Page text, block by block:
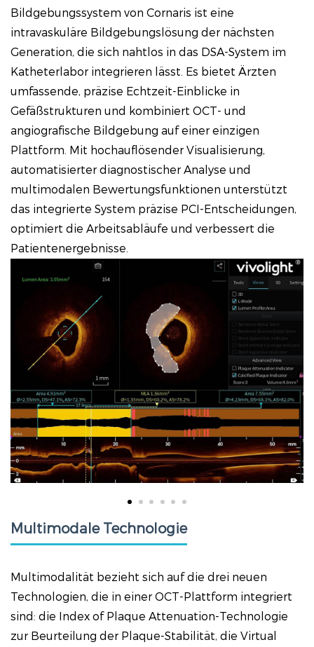
Bildgebungssystem von Cornaris ist eine
intravaskuläre Bildgebungslösung der nächsten
Generation, die sich nahtlos in das DSA-System im
Katheterlabor integrieren lässt. Es bietet Ärzten
umfassende, präzise Echtzeit-Einblicke in
Gefäßstrukturen und kombiniert OCT- und
angiografische Bildgebung auf einer einzigen
Plattform. Mit hochauflösender Visualisierung,
automatisierter diagnostischer Analyse und
multimodalen Bewertungsfunktionen unterstützt
das integrierte System präzise PCI-Entscheidungen,
optimiert die Arbeitsabläufe und verbessert die
Patientenergebnisse.
Multimodale Technologie
Multimodalität bezieht sich auf die drei neuen
Technologien, die in einer OCT-Plattform integriert
sind: die Index of Plaque Attenuation-Technologie
zur Beurteilung der Plaque-Stabilität, die Virtual